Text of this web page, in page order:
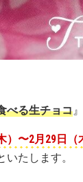
べる生チョコ
〜2月29日（
たします。